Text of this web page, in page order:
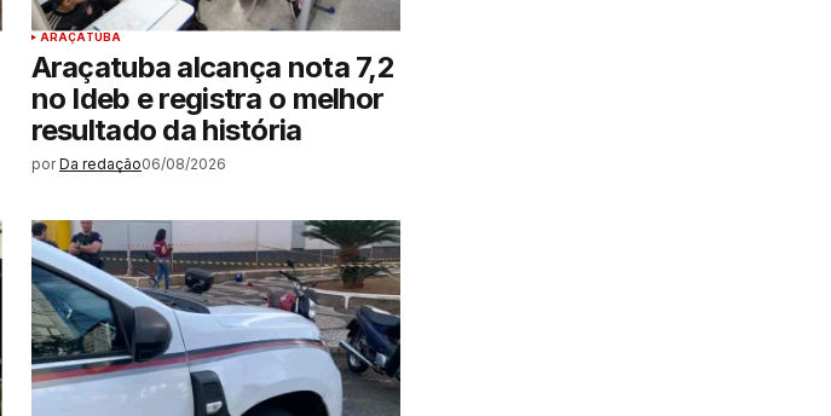
ARAÇATUBA
Araçatuba alcança nota 7,2
no Ideb e registra o melhor
resultado da história
por Da redação06/08/2026